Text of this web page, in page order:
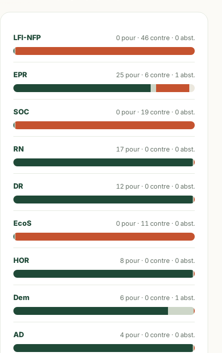
LFI-NFP 0 pour · 46contre · 0abst.
EPR 25 pour · 6contre · 1 abst.
SOC 0 pour · 19contre · 0abst.
RN 17 pour · 0contre · 0abst.
DR 12 pour · 0contre · 0abst.
EcoS 0 pour · 11 contre · 0abst.
HOR 8 pour · 0contre · 0abst.
Dem 6 pour · 0contre · 1 abst.
AD 4 pour · 0contre · 0abst.